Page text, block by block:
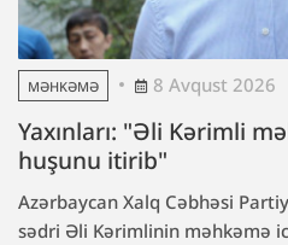
MƏHKƏMƏ 8 Avqust 2026
Yaxınları: "Əli Kərimli
huşunu itirib"
Azərbaycan Xalq Cəbhəsi
sədri Əli Kərimlinin məhkəmə